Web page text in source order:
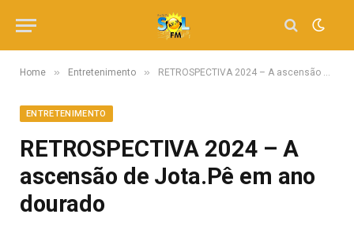
Home » Entretenimento » RETROSPECTIVA 2024 – A ascensão de Jota.Pê em ano dourado
ENTRETENIMENTO
RETROSPECTIVA 2024 – A
ascensão de Jota.Pê em ano
dourado